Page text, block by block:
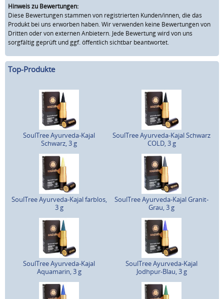
Hinweis zu Bewertungen:
Diese Bewertungen stammen von registrierten Kunden/innen, die das
Produkt bei uns erworben haben. Wir verwenden keine Bewertungen von
Dritten oder von externen Anbietern. Jede Bewertung wird von uns
sorgfältig geprüft und ggf. öffentlich sichtbar beantwortet.
Top-Produkte
SoulTree Ayurveda-Kajal
Schwarz, 3 g
SoulTree Ayurveda-Kajal Schwarz
COLD, 3 g
SoulTree Ayurveda-Kajal farblos,
3 g
SoulTree Ayurveda-Kajal Granit-
Grau, 3 g
SoulTree Ayurveda-Kajal
Aquamarin, 3 g
SoulTree Ayurveda-Kajal
Jodhpur-Blau, 3 g